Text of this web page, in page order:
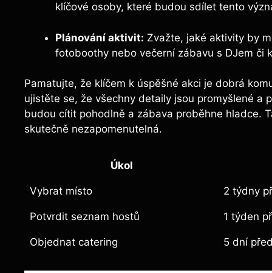
klíčové ⁤osoby, ‍které budou sdílet tento‍
Plánování aktivit: Zvažte, jaké aktivity by
fotoboothy nebo večerní zábavu ​s DJem‍ či
Pamatujte,​ že klíčem k úspěšné akci je dobrá
ujistěte se, že všechny detaily⁢ jsou promyšlené a
budou cítit pohodlně a zábava proběhne⁣ hladce.
skutečně‍ nezapomenutelná.
Úkol
Vybrat místo 2 týdny
Potvrdit seznam hostů 1 týden
Objednat catering 5 dní